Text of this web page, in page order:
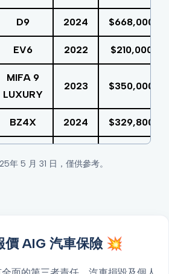
D9 2024 $668,000
EV6 2022 $210,000
MIFA 9
LUXURY
2023 $350,000
BZ4X 2024 $329,800
年 5 月 31 日，僅供參考。
價 AIG 汽車保險 💥